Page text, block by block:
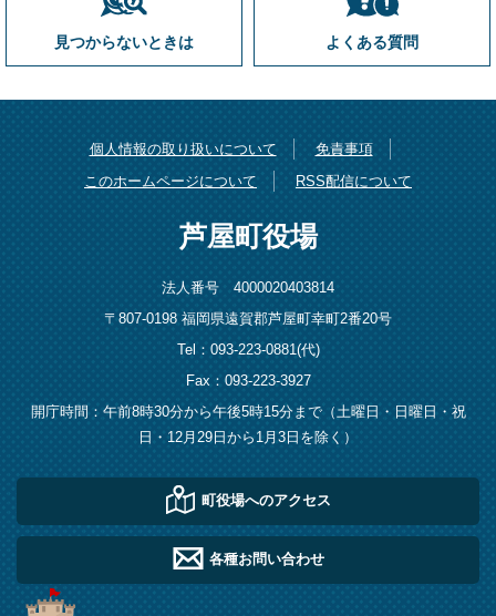
見つからないときは よくある質問
個人情報の取り扱いについて
免責事項
このホームページについて
RSS配信について
芦屋町役場
法人番号 4000020403814
〒807-0198 福岡県遠賀郡芦屋町幸町2番20号
Tel：093-223-0881(代)
Fax：093-223-3927
開庁時間：午前8時30分から午後5時15分まで（土曜日・日曜日・祝
日・12月29日から1月3日を除く）
町役場へのアクセス
各種お問い合わせ